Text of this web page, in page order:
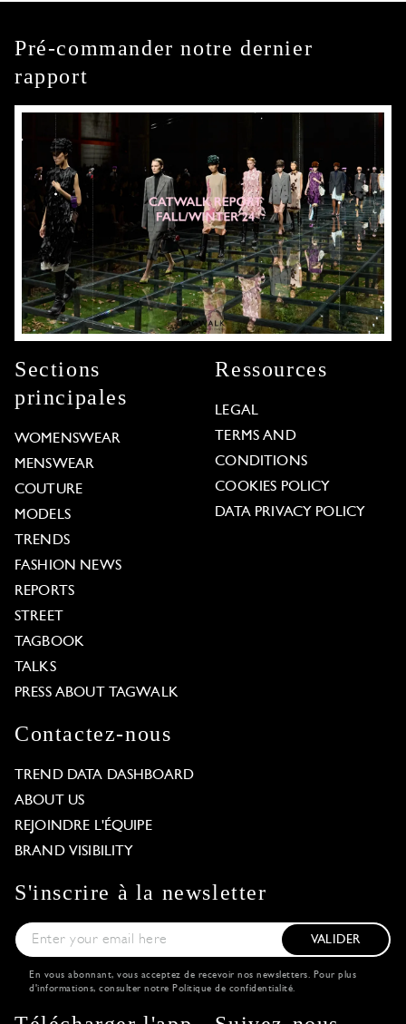
Pré-commander notre dernier
rapport
Sections
principales
WOMENSWEAR
MENSWEAR
COUTURE
MODELS
TRENDS
FASHION NEWS
REPORTS
STREET
TAGBOOK
TALKS
PRESS ABOUT TAGWALK
Ressources
LEGAL
TERMS AND
CONDITIONS
COOKIES POLICY
DATA PRIVACY POLICY
Contactez-nous
TREND DATA DASHBOARD
ABOUT US
REJOINDRE L'ÉQUIPE
BRAND VISIBILITY
S'inscrire à la newsletter
VALIDER
En vous abonnant, vous acceptez de recevoir nos newsletters. Pour plus
d'informations, consulter notre Politique de confidentialité.